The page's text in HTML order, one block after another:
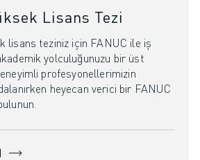
Lisans Tezi
lisans teziniz için FANUC ile iş
yolculuğunuzu bir üst
profesyonellerimizin
heyecan verici bir FANUC